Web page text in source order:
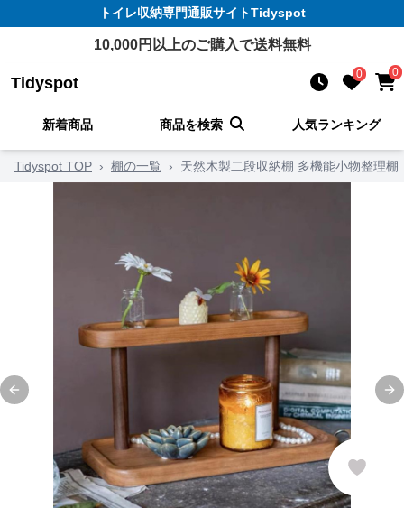
トイレ収納専門通販サイトTidyspot
10,000円以上のご購入で送料無料
Tidyspot 0 0
新着商品 商品を検索 人気ランキング
Tidyspot TOP › 棚の一覧 › 天然木製二段収納棚 多機能小物整理棚
Previous slide